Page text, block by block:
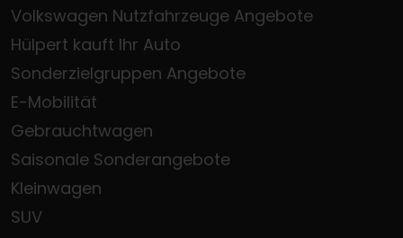
Volkswagen Nutzfahrzeuge Angebote
Hülpert kauft Ihr Auto
Sonderzielgruppen Angebote
E-Mobilität
Gebrauchtwagen
Saisonale Sonderangebote
Kleinwagen
SUV